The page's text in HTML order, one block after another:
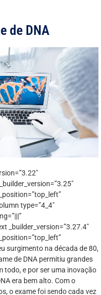
de DNA
type=”4_4″
_builder_version=”3.27.4″
surgimento na década de 80,
de DNA permitiu grandes
todo, e por ser uma inovação
era bem alto. Com o
o exame foi sendo cada vez